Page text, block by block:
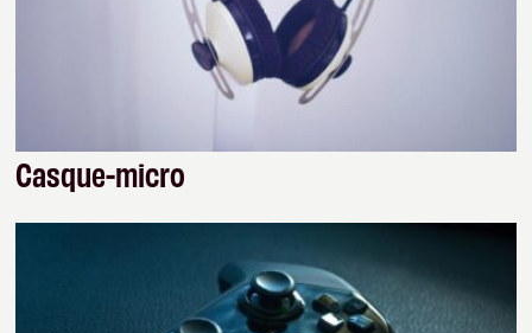
Casque-micro